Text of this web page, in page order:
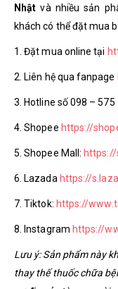
Nhậtvà nhiều sản
khách có thể đặt mua
1. Đặt mua online tại
2. Liên hệ qua fanpage
3. Hotline số 098 –
4. Shopee https://
5. Shopee Mall: https://
6. Lazada https://
7. Tiktok: https://
8. Instagram https://
Lưu ý: Sản phẩm này
thay thế thuốc chữa